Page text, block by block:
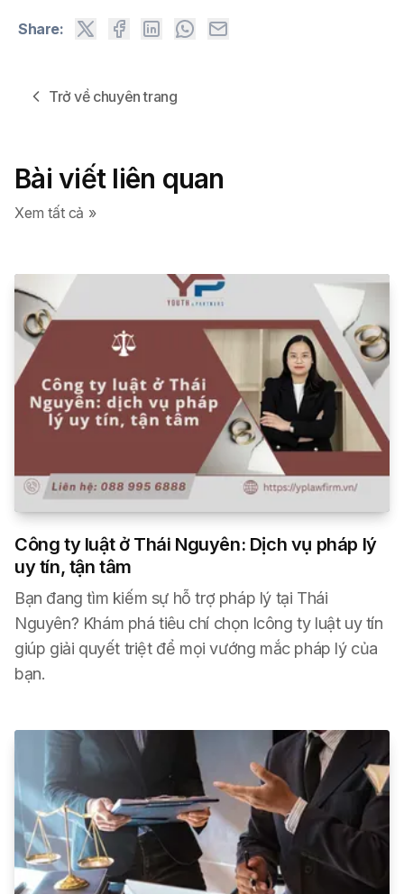
Share:
Trở về chuyên trang
Bài viết liên quan
Xem tất cả »
Công ty luật ở Thái Nguyên: Dịch vụ pháp lý
uy tín, tận tâm
Bạn đang tìm kiếm sự hỗ trợ pháp lý tại Thái
Nguyên? Khám phá tiêu chí chọn lcông ty luật uy tín
giúp giải quyết triệt để mọi vướng mắc pháp lý của
bạn.